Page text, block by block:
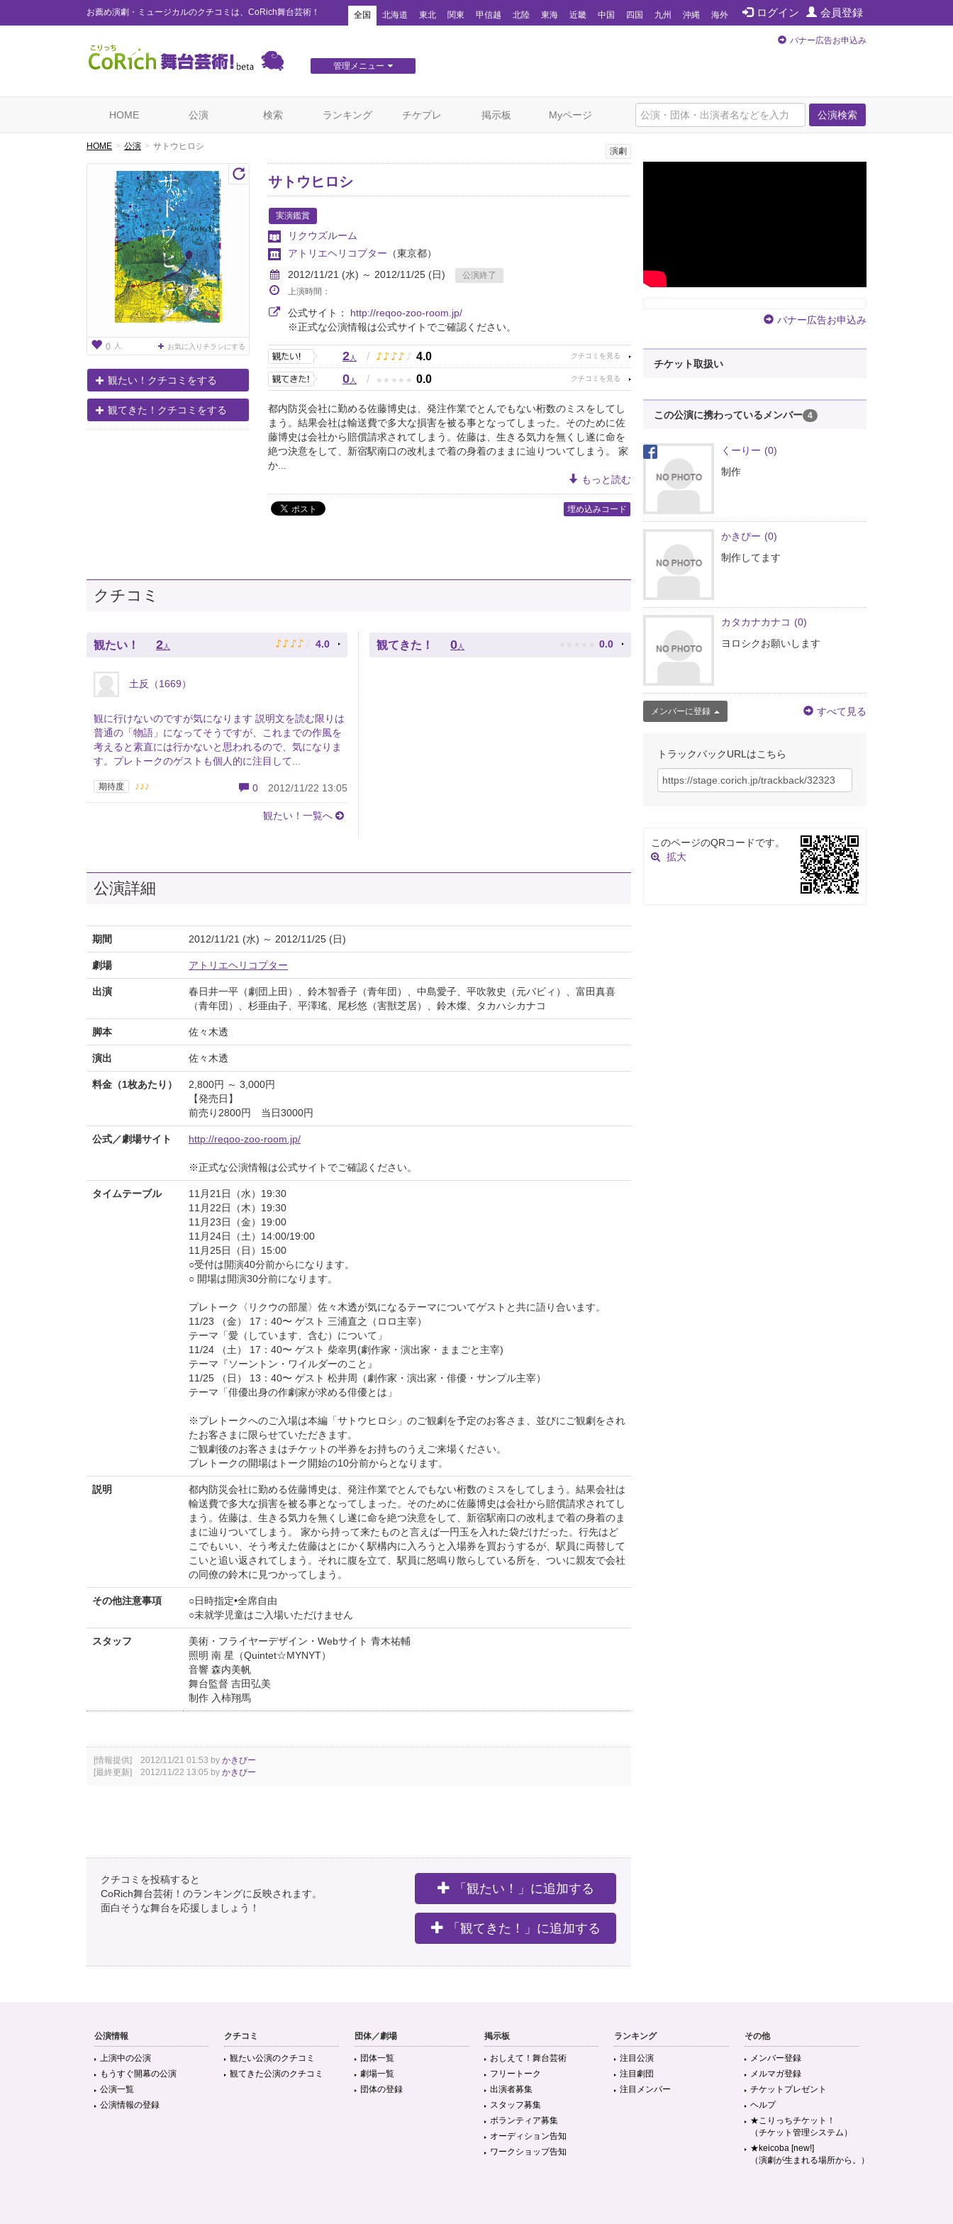
お薦め演劇・ミュージカルのクチコミは、CoRich舞台芸術！ ログイン 会員登録
全国 北海道 東北 関東 甲信越 北陸 東海 近畿 中国 四国 九州 沖縄 海外
管理メニュー
バナー広告お申込み
公演検索
HOME 公演 検索 ランキング チケプレ 掲示板 Myページ
HOME 公演 サトウヒロシ
0 人 お気に入りチラシにする
観たい！クチコミをする
観てきた！クチコミをする
演劇
サトウヒロシ
実演鑑賞
リクウズルーム
アトリエヘリコプター （東京都）
2012/11/21 (水) ～ 2012/11/25 (日)
公演終了
上演時間：
公式サイト： http://reqoo-zoo-room.jp/
※正式な公演情報は公式サイトでご確認ください。
2人 / ♪ ♪ ♪ ♪ ♪ 4.0
0人 / ★ ★ ★ ★ ★ 0.0
都内防災会社に勤める佐藤博史は、発注作業でとんでもない桁数のミスをしてし
まう。結果会社は輸送費で多大な損害を被る事となってしまった。そのために佐
藤博史は会社から賠償請求されてしまう。佐藤は、生きる気力を無くし遂に命を
絶つ決意をして、新宿駅南口の改札まで着の身着のままに辿りついてしまう。 家
か...
もっと読む
埋め込みコード
クチコミ
観たい！ 2 人 ♪ ♪ ♪ ♪ ♪ 4.0
土反（1669）
観に行けないのですが気になります 説明文を読む限りは
普通の「物語」になってそうですが、これまでの作風を
考えると素直には行かないと思われるので、気になりま
す。プレトークのゲストも個人的に注目して...
期待度 ♪♪♪ 0 2012/11/22 13:05
観たい！一覧へ
観てきた！ 0 人 ★ ★ ★ ★ ★ 0.0
公演詳細
期間 2012/11/21 (水) ～ 2012/11/25 (日)
劇場 アトリエヘリコプター
出演
春日井一平（劇団上田）、鈴木智香子（青年団）、中島愛子、平吹敦史（元バビィ）、富田真喜
（青年団）、杉亜由子、平澤瑤、尾杉悠（害獣芝居）、鈴木燦、タカハシカナコ
脚本 佐々木透
演出 佐々木透
料金（1枚あたり）
2,800円 ～ 3,000円
【発売日】
前売り2800円 当日3000円
公式／劇場サイト http://reqoo-zoo-room.jp/
※正式な公演情報は公式サイトでご確認ください。
タイムテーブル
11月21日（水）19:30
11月22日（木）19:30
11月23日（金）19:00
11月24日（土）14:00/19:00
11月25日（日）15:00
○受付は開演40分前からになります。
○ 開場は開演30分前になります。
プレトーク〈リクウの部屋〉佐々木透が気になるテーマについてゲストと共に語り合います。
11/23 （金） 17：40〜 ゲスト 三浦直之（ロロ主宰）
テーマ「愛（しています、含む）について」
11/24 （土） 17：40〜 ゲスト 柴幸男(劇作家・演出家・ままごと主宰)
テーマ『ソーントン・ワイルダーのこと』
11/25 （日） 13：40〜 ゲスト 松井周（劇作家・演出家・俳優・サンプル主宰）
テーマ「俳優出身の作劇家が求める俳優とは」
※プレトークへのご入場は本編「サトウヒロシ」のご観劇を予定のお客さま、並びにご観劇をされ
たお客さまに限らせていただきます。
ご観劇後のお客さまはチケットの半券をお持ちのうえご来場ください。
プレトークの開場はトーク開始の10分前からとなります。
説明
都内防災会社に勤める佐藤博史は、発注作業でとんでもない桁数のミスをしてしまう。結果会社は
輸送費で多大な損害を被る事となってしまった。そのために佐藤博史は会社から賠償請求されてし
まう。佐藤は、生きる気力を無くし遂に命を絶つ決意をして、新宿駅南口の改札まで着の身着のま
まに辿りついてしまう。 家から持って来たものと言えば一円玉を入れた袋だけだった。行先はど
こでもいい、そう考えた佐藤はとにかく駅構内に入ろうと入場券を買おうするが、駅員に両替して
こいと追い返されてしまう。それに腹を立て、駅員に怒鳴り散らしている所を、ついに親友で会社
の同僚の鈴木に見つかってしまう。
その他注意事項
○日時指定•全席自由
○未就学児童はご入場いただけません
スタッフ
美術・フライヤーデザイン・Webサイト 青木祐輔
照明 南 星（Quintet☆MYNYT）
音響 森内美帆
舞台監督 吉田弘美
制作 入柿翔馬
[情報提供] 2012/11/21 01:53 by かきぴー
[最終更新] 2012/11/22 13:05 by かきぴー
クチコミを投稿すると
CoRich舞台芸術！のランキングに反映されます。
面白そうな舞台を応援しましょう！
「観たい！」に追加する
「観てきた！」に追加する
バナー広告お申込み
チケット取扱い
この公演に携わっているメンバー 4
くーりー (0)
制作
かきぴー (0)
制作してます
カタカナカナコ (0)
ヨロシクお願いします
メンバーに登録 すべて見る
トラックバックURLはこちら
このページのQRコードです。
拡大
公演情報
上演中の公演
もうすぐ開幕の公演
公演一覧
公演情報の登録
クチコミ
観たい公演のクチコミ
観てきた公演のクチコミ
団体／劇場
団体一覧
劇場一覧
団体の登録
掲示板
おしえて！舞台芸術
フリートーク
出演者募集
スタッフ募集
ボランティア募集
オーディション告知
ワークショップ告知
ランキング
注目公演
注目劇団
注目メンバー
その他
メンバー登録
メルマガ登録
チケットプレゼント
ヘルプ
★こりっちチケット！
（チケット管理システム）
★keicoba [new!]
（演劇が生まれる場所から。）